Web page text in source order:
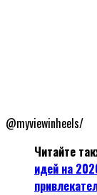
@myviewinheels/
Читайте
идей на